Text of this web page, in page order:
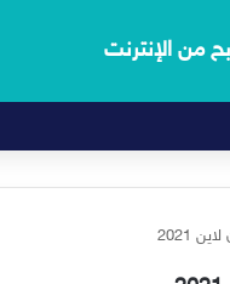
من الإنترنت